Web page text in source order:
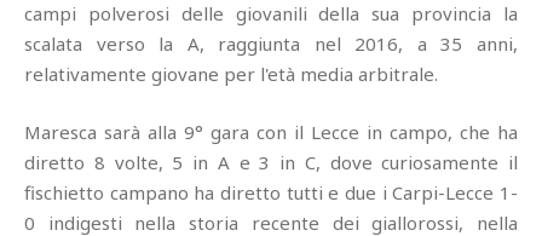
campi polverosi delle giovanili della sua provincia la
scalata verso la A, raggiunta nel 2016, a 35 anni,
relativamente giovane per l'età media arbitrale.
Maresca sarà alla 9° gara con il Lecce in campo, che ha
diretto 8 volte, 5 in A e 3 in C, dove curiosamente il
fischietto campano ha diretto tutti e due i Carpi-Lecce 1-
0 indigesti nella storia recente dei giallorossi, nella